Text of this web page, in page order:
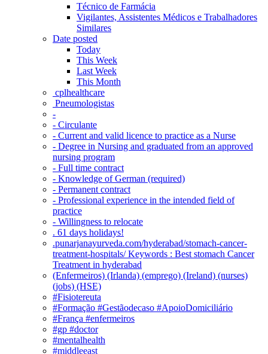
Técnico de Farmácia
Vigilantes, Assistentes Médicos e Trabalhadores
Similares
Date posted
Today
This Week
Last Week
This Month
‎ cplhealthcare‬
Pneumologistas
-
- Circulante
- Current and valid licence to practice as a Nurse
- Degree in Nursing and graduated from an approved
nursing program
- Full time contract
- Knowledge of German (required)
- Permanent contract
- Professional experience in the intended field of
practice
- Willingness to relocate
. 61 days holidays!
.punarjanayurveda.com/hyderabad/stomach-cancer-
treatment-hospitals/ Keywords : Best stomach Cancer
Treatment in hyderabad
(Enfermeiros) (Irlanda) (emprego) (Ireland) (nurses)
(jobs) (HSE)
#Fisiotereuta
#Formação #Gestãodecaso #ApoioDomiciliário
#França #enfermeiros
#gp #doctor
#mentalhealth
#middleeast